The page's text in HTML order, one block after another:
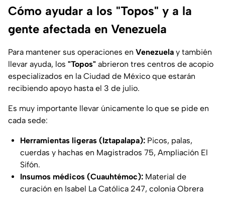
Cómo ayudar a los "Topos" y a la
gente afectada en Venezuela
Para mantener sus operaciones en Venezuela y también
llevar ayuda, los "Topos" abrieron tres centros de acopio
especializados en la Ciudad de México que estarán
recibiendo apoyo hasta el 3 de julio.
Es muy importante llevar únicamente lo que se pide en
cada sede:
Herramientas ligeras (Iztapalapa): Picos, palas,
cuerdas y hachas en Magistrados 75, Ampliación El
Sifón.
Insumos médicos (Cuauhtémoc): Material de
curación en Isabel La Católica 247, colonia Obrera